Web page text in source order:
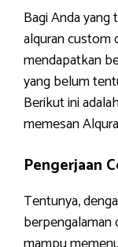
Bagi Anda
alquran custom
mendapatkan
yang belum
Berikut ini
memesan
Pengerjaan
Tentunya,
berpengalaman